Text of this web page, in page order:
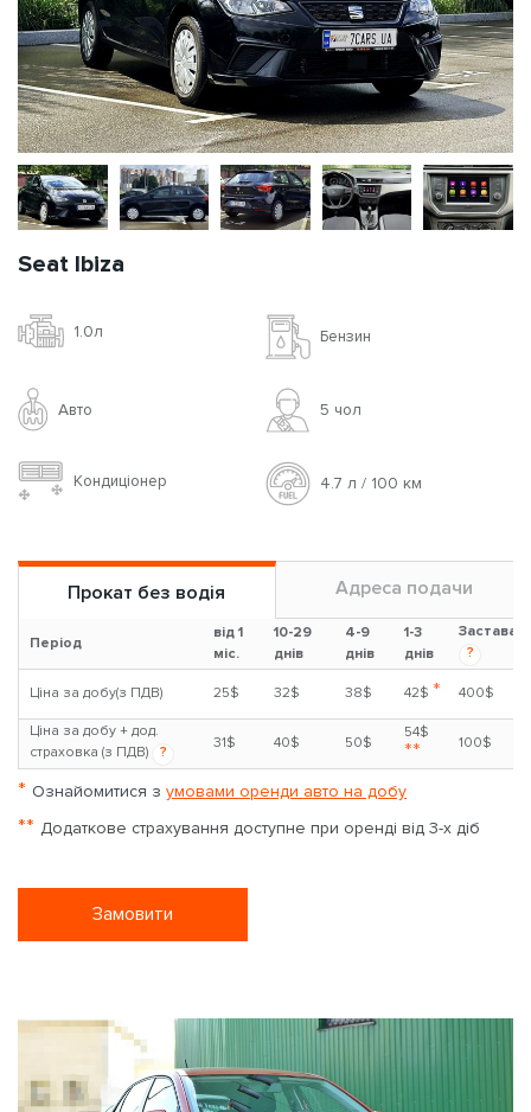
Seat Ibiza
1.0л Бензин
Авто 5 чoл
Кондиціонер 4.7 л / 100 км
Прокат без водія Адреса подачи
Період
від 1
міс.
10-29
днів
4-9
днів
1-3
днів
Застава
?
Ціна за добу(з ПДВ) 25$ 32$ 38$ 42$ * 400$
Ціна за добу + дод.
страховка (з ПДВ)
?
31$ 40$ 50$
54$
** 100$
* Ознайомитися з умовами оренди авто на добу
** Додаткове страхування доступне при оренді від 3-х діб
Замовити